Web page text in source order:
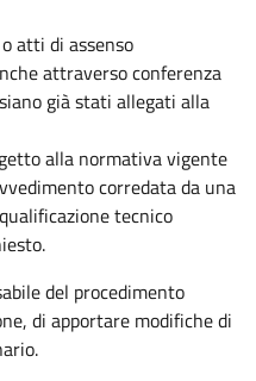
atti di assenso
attraverso conferenza
già stati allegati alla
alla normativa vigente
corredata da una
tecnico
del procedimento
di apportare modifiche di